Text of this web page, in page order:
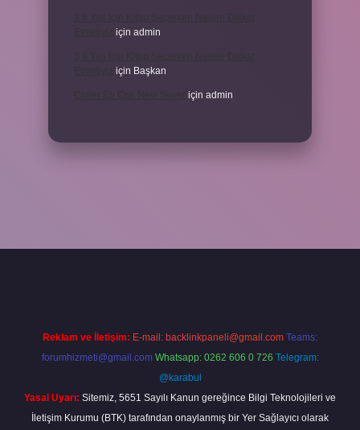
için admin
için Başkan
için admin
Reklam ve İletişim: E-mail: backlinkpaneli@gmail.com Teams:
forumhizmeti@gmail.com Whatsapp: 0262 606 0 726 Telegram:
@karabul
Yasal Uyarı: Sitemiz, 5651 Sayılı Kanun gereğince Bilgi Teknolojileri ve
İletişim Kurumu (BTK) tarafından onaylanmış bir Yer Sağlayıcı olarak